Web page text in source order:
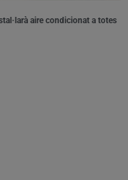
aire condicionat a totes